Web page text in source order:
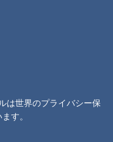
は世界のプライバシー保
す。